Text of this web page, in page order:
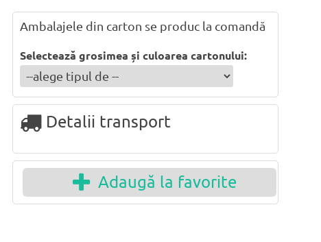
Ambalajele din carton se produc la comandă
Selectează grosimea și culoarea cartonului:
Detalii transport
Adaugă la favorite